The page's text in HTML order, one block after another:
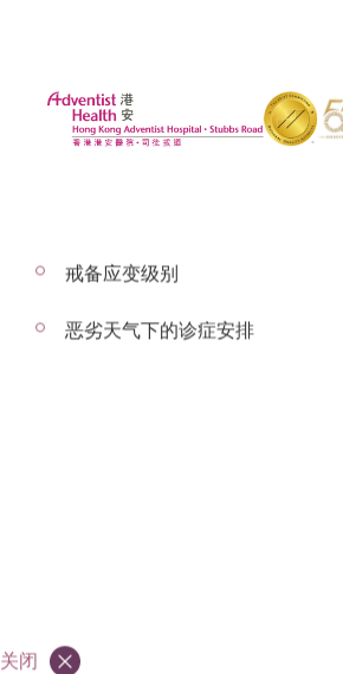
病人须知
戒备应变级别
恶劣天气下的诊症安排
关闭